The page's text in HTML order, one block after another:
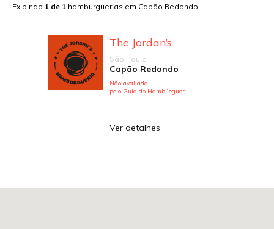
Exibindo 1 de 1 hamburguerias em Capão Redondo
The Jordan’s
São Paulo
Capão Redondo
Não avaliada
pelo Guia do Hambúeguer
Ver detalhes